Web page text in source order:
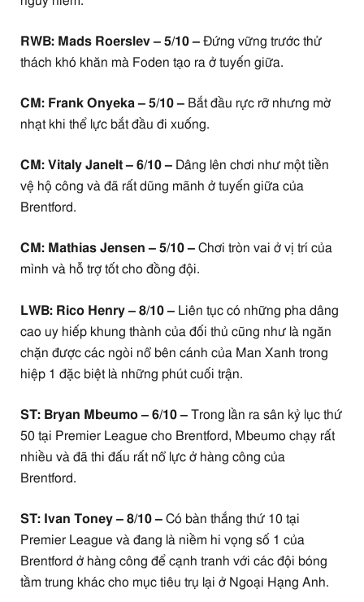
RWB: Mads Roerslev – 5/10 – Đứng vững trước thử
thách khó khăn mà Foden tạo ra ở tuyến giữa.
CM: Frank Onyeka – 5/10 – Bắt đầu rực rỡ nhưng mờ
nhạt khi thể lực bắt đầu đi xuống.
CM: Vitaly Janelt – 6/10 – Dâng lên chơi như một tiền
vệ hộ công và đã rất dũng mãnh ở tuyến giữa của
Brentford.
CM: Mathias Jensen – 5/10 – Chơi tròn vai ở vị trí của
mình và hỗ trợ tốt cho đồng đội.
LWB: Rico Henry – 8/10 – Liên tục có những pha dâng
cao uy hiếp khung thành của đối thủ cũng như là ngăn
chặn được các ngòi nổ bên cánh của Man Xanh trong
hiệp 1 đặc biệt là những phút cuối trận.
ST: Bryan Mbeumo – 6/10 – Trong lần ra sân kỷ lục thứ
50 tại Premier League cho Brentford, Mbeumo chạy rất
nhiều và đã thi đấu rất nổ lực ở hàng công của
Brentford.
ST: Ivan Toney – 8/10 – Có bàn thắng thứ 10 tại
Premier League và đang là niềm hi vọng số 1 của
Brentford ở hàng công để cạnh tranh với các đội bóng
tầm trung khác cho mục tiêu trụ lại ở Ngoại Hạng Anh.